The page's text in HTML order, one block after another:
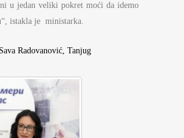
u jedan veliki pokret moći da idemo
istakla je ministarka.
Radovanović, Tanjug